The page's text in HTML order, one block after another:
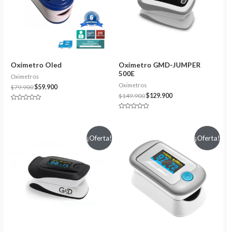
Oxímetro Oled
Oximetros
$79.900$59.900
Oxímetro GMD-JUMPER
500E
Oximetros
$149.900$129.900
¡Oferta! ¡Oferta!